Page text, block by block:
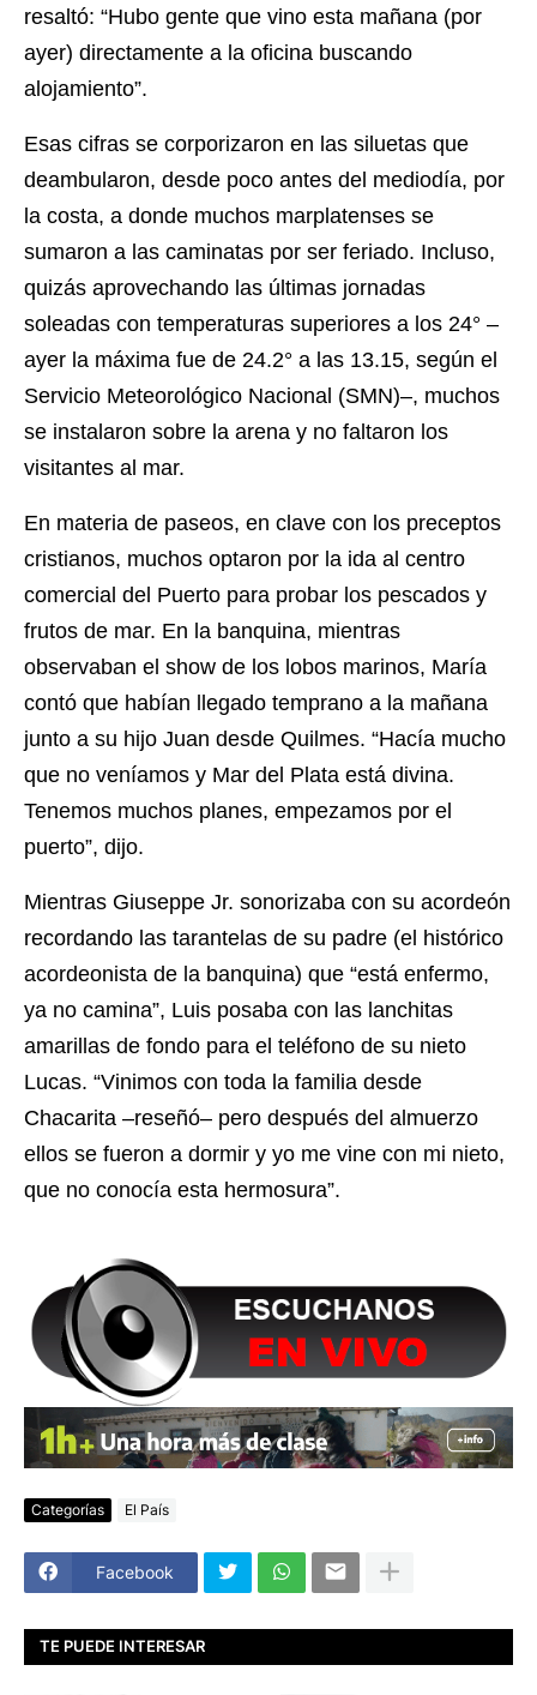
resaltó: “Hubo gente que vino esta mañana (por
ayer) directamente a la oficina buscando
alojamiento”.
Esas cifras se corporizaron en las siluetas que
deambularon, desde poco antes del mediodía, por
la costa, a donde muchos marplatenses se
sumaron a las caminatas por ser feriado. Incluso,
quizás aprovechando las últimas jornadas
soleadas con temperaturas superiores a los 24° –
ayer la máxima fue de 24.2° a las 13.15, según el
Servicio Meteorológico Nacional (SMN)–, muchos
se instalaron sobre la arena y no faltaron los
visitantes al mar.
En materia de paseos, en clave con los preceptos
cristianos, muchos optaron por la ida al centro
comercial del Puerto para probar los pescados y
frutos de mar. En la banquina, mientras
observaban el show de los lobos marinos, María
contó que habían llegado temprano a la mañana
junto a su hijo Juan desde Quilmes. “Hacía mucho
que no veníamos y Mar del Plata está divina.
Tenemos muchos planes, empezamos por el
puerto”, dijo.
Mientras Giuseppe Jr. sonorizaba con su acordeón
recordando las tarantelas de su padre (el histórico
acordeonista de la banquina) que “está enfermo,
ya no camina”, Luis posaba con las lanchitas
amarillas de fondo para el teléfono de su nieto
Lucas. “Vinimos con toda la familia desde
Chacarita –reseñó– pero después del almuerzo
ellos se fueron a dormir y yo me vine con mi nieto,
que no conocía esta hermosura”.
Categorías El País
Facebook
TE PUEDE INTERESAR